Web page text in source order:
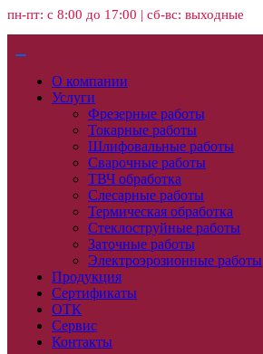
пн-пт: с 8:00 до 17:00 | сб-вс: выходные
О компании
Услуги
Фрезерные работы
Токарные работы
Шлифовальные работы
Сварочные работы
ТВЧ обработка
Слесарные работы
Термическая обработка
Стеклоструйные работы
Заточные работы
Электроэрозионные работы
Продукция
Сертификаты
ОТК
Сервис
Контакты